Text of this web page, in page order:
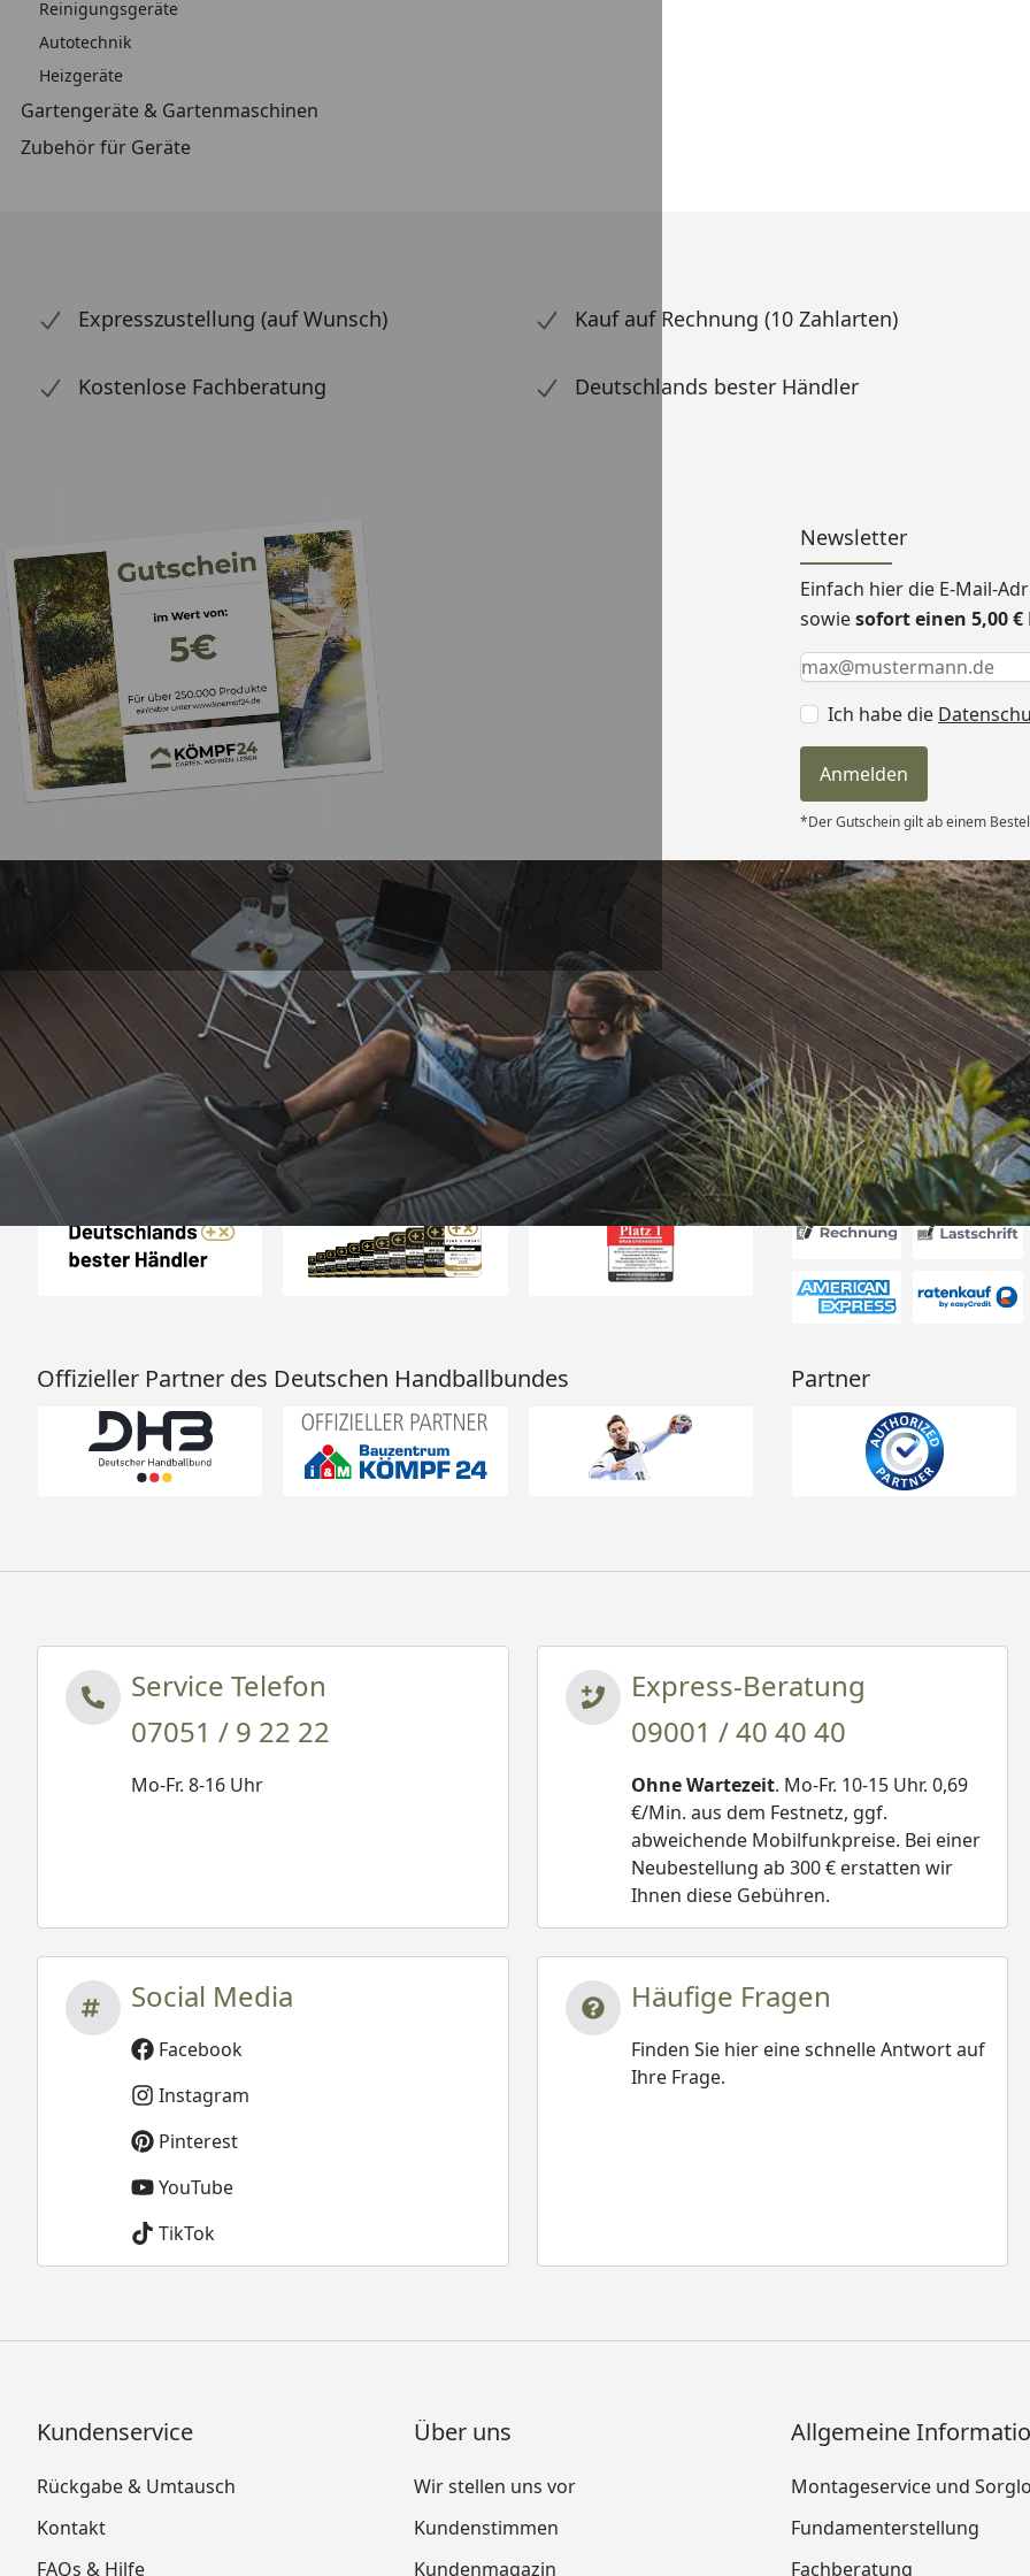
Reinigungsgeräte
Autotechnik
Heizgeräte
Gartengeräte & Gartenmaschinen
Zubehör für Geräte
Expresszustellung (auf Wunsch) Kauf auf Rechnung (10 Zahlarten)
Kostenlose Fachberatung Deutschlands bester Händler
Newsletter
Einfach hier die E-Mail-
sowiesofort einen 5,00
Keine Eingabe erforderlich
Eingabe erforderlich
E-Mail *
Ich habe die
Anmelden
*Der Gutschein gilt ab einem
Trusted Shops
4,81/ 5
25.957 Bewertungen
„- Retouren Bearbeitung wurde
umgehend erledigt“
04.08.2026
Versand
Auszeichnungen Akzeptierte
Offizieller Partner des Deutschen Handballbundes Partner
Service Telefon
07051 / 9 22 22
Mo-Fr. 8-16 Uhr
Express-Beratung
09001 / 40 40 40
Ohne Wartezeit. Mo-Fr. 10-15 Uhr. 0,69
€/Min. aus dem Festnetz, ggf.
abweichende Mobilfunkpreise. Bei einer
Neubestellung ab 300 € erstatten wir
Ihnen diese Gebühren.
Social Media
Facebook
Instagram
Pinterest
YouTube
TikTok
Häufige Fragen
Finden Sie hier eine schnelle Antwort auf
Ihre Frage.
Kundenservice
Rückgabe & Umtausch
Kontakt
FAQs & Hilfe
Über uns
Wir stellen uns vor
Kundenstimmen
Kundenmagazin
Allgemeine
Montageservice und
Fundamenterstellung
Fachberatung